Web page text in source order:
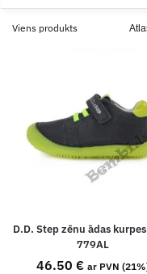
Viens produkts
D.D. Step zēnu ādas
779AL
46.50 € ar PVN